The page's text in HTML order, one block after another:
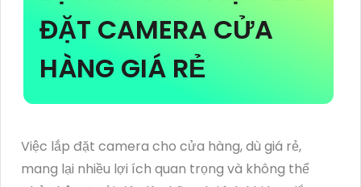
ĐẶT CAMERA CỬA
HÀNG GIÁ RẺ
Việc lắp đặt camera cho cửa hàng, dù giá rẻ,
mang lại nhiều lợi ích quan trọng và không thể